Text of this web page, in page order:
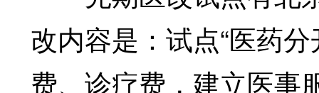
改内容是：试点“医药
费、诊疗费，建立医事